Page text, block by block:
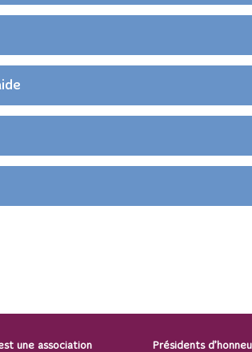
une association Présidents